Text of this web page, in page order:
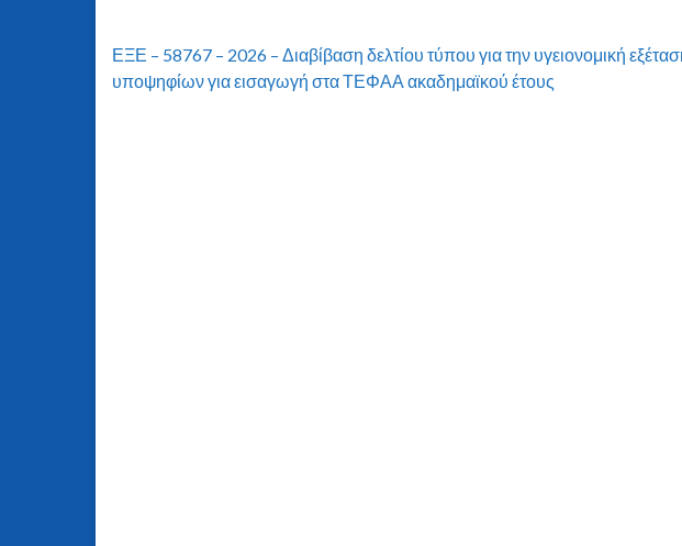
ΕΞΕ – 58767 – 2026 – Διαβίβαση δελτίου τύπου για την υγειονομική
υποψηφίων για εισαγωγή στα ΤΕΦΑΑ ακαδημαϊκού έτους